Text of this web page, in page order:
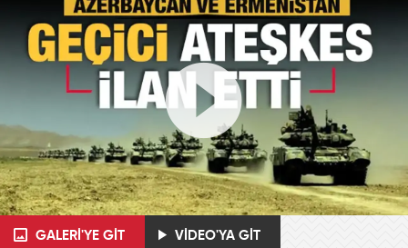
GALERİ'YE GİT VİDEO'YA GİT